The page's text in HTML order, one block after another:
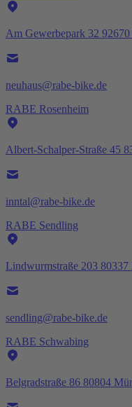
Am Gewerbepark 32 92670
neuhaus@rabe-bike.de
RABE Rosenheim
Albert-Schalper-Straße 45
inntal@rabe-bike.de
RABE Sendling
Lindwurmstraße 203 80337
sendling@rabe-bike.de
RABE Schwabing
Belgradstraße 86 80804